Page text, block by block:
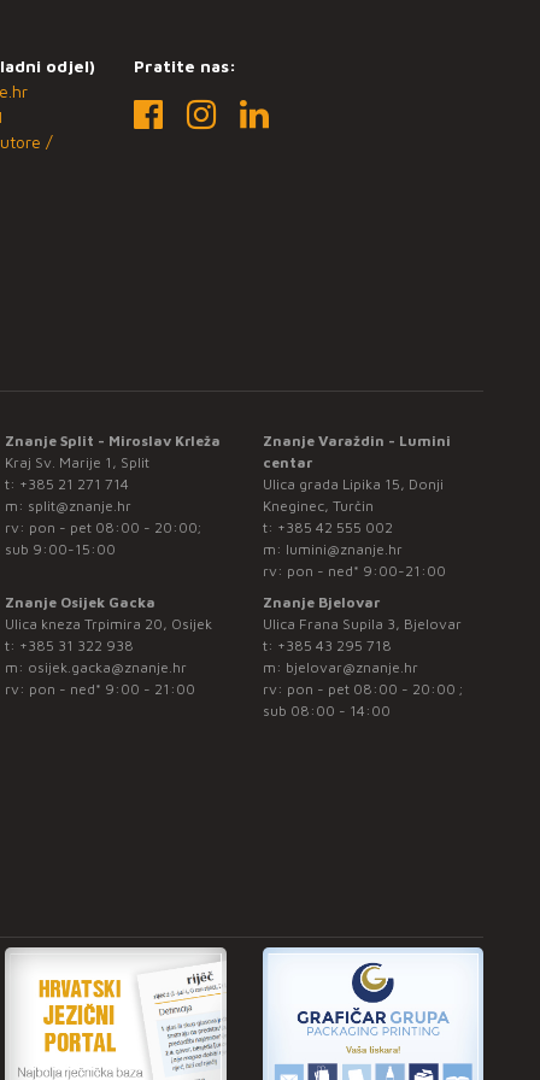
odjel)
/
Pratite nas:
Znanje Split - Miroslav Krleža
Kraj Sv. Marije 1, Split
t: +385 21 271 714
m: split@znanje.hr
rv: pon - pet 08:00 - 20:00;
sub 9:00-15:00
Znanje Varaždin - Lumini
centar
Ulica grada Lipika 15, Donji
Kneginec, Turčin
t: +385 42 555 002
m: lumini@znanje.hr
rv: pon - ned* 9:00-21:00
Znanje Osijek Gacka
Ulica kneza Trpimira 20, Osijek
t: +385 31 322 938
m: osijek.gacka@znanje.hr
rv: pon - ned* 9:00 - 21:00
Znanje Bjelovar
Ulica Frana Supila 3, Bjelovar
t: +385 43 295 718
m: bjelovar@znanje.hr
rv: pon - pet 08:00 - 20:00 ;
sub 08:00 - 14:00